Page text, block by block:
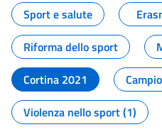
Sport e salute
Riforma dello sport
Cortina 2021
Violenza nello sport (1)